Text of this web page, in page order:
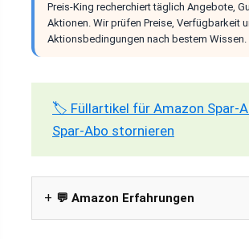
Preis-King recherchiert täglich Angebote,
Aktionen. Wir prüfen Preise, Verfügbarkeit
Aktionsbedingungen nach bestem Wissen.
🏷️ Füllartikel für Amazon Spar-
Spar-Abo stornieren
💬 Amazon Erfahrungen